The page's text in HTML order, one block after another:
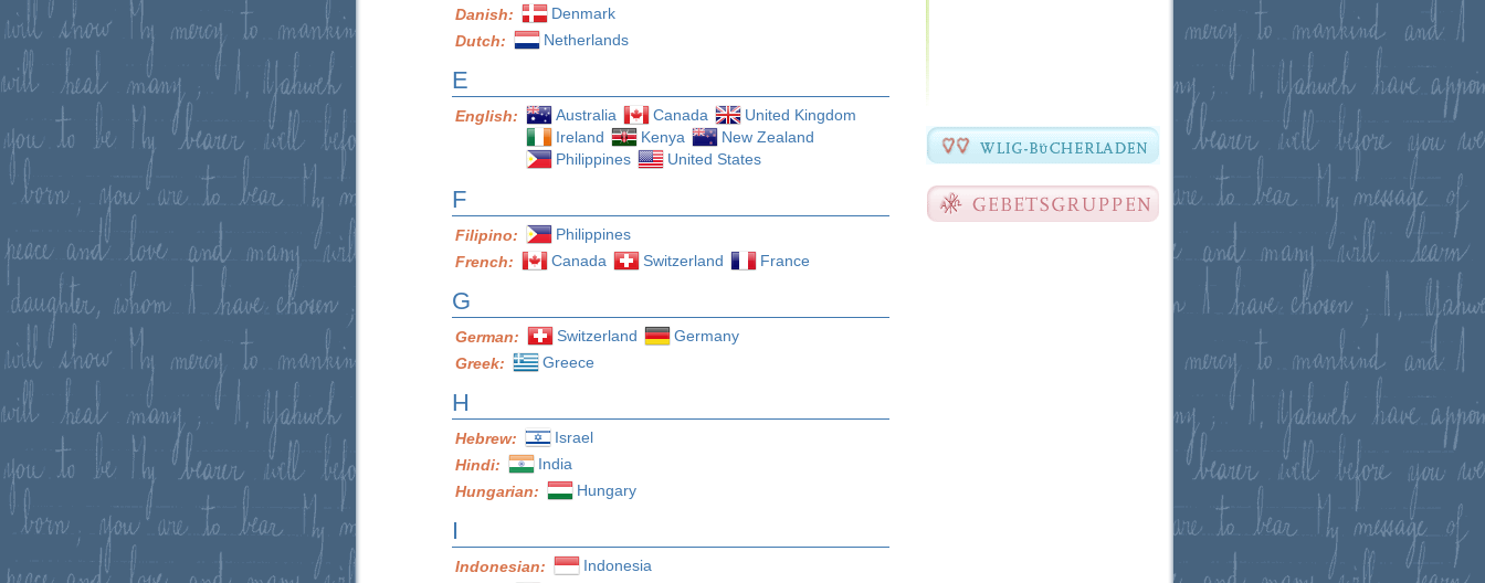
Danish:
Denmark
Dutch:
Netherlands
E
English: Australia Canada
United Kingdom
Ireland
Kenya
New Zealand
Philippines
United States
F
Filipino:
Philippines
French:
Canada Switzerland France
G
German: Switzerland
Germany
Greek:
Greece
H
Hebrew:
Israel
Hindi:
India
Hungarian:
Hungary
I
Indonesian:
Indonesia